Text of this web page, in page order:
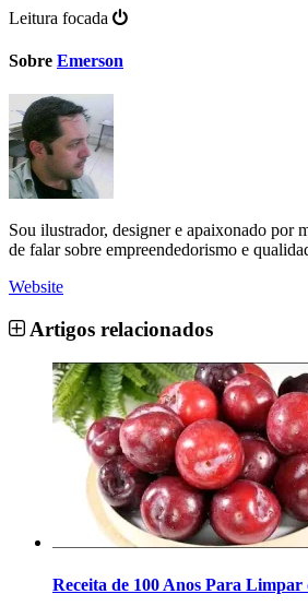
Leitura focada
Sobre Emerson
Sou ilustrador, designer e apaixonado por
de falar sobre empreendedorismo e
Website
Artigos relacionados
Receita de 100 Anos Para Limpar